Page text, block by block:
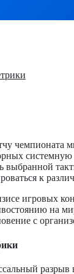
выбранной
к
игровых
на
с